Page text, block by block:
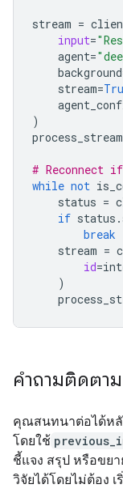
stream =
input=
agent=
background
stream=
)
process_stream
# Reconnect
while not
status =
if status .
break
stream =
id=
)
คำถามติดตา
คุณสนทนาต่อได้หลั
โดยใช้
ชี้แจง สรุป หรือขย
วิจัยได้โดยไม่ต้อง